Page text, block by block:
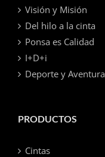
Visión y Misión
Del hilo a la cinta
Ponsa es Calidad
I+D+i
Deporte y Aventura
PRODUCTOS
Cintas